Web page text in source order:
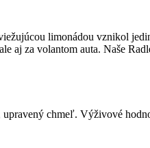
limonádou vznikol
aj za volantom auta. Naše
upravený chmeľ. Výživové